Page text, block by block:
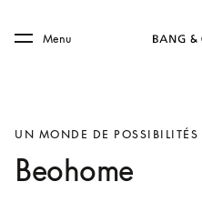
Skip to main footer
Menu
UN MONDE DE POSSIBILITÉS
Beohome